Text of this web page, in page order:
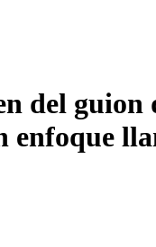
del
enfoque